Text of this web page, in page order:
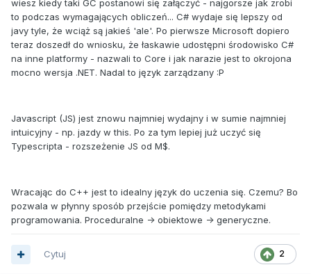
wiesz kiedy taki GC postanowi się załączyć - najgorsze jak zrobi
to podczas wymagających obliczeń... C# wydaje się lepszy od
javy tyle, że wciąż są jakieś 'ale'. Po pierwsze Microsoft dopiero
teraz doszedł do wniosku, że łaskawie udostępni środowisko C#
na inne platformy - nazwali to Core i jak narazie jest to okrojona
mocno wersja .NET. Nadal to język zarządzany :P
Javascript (JS) jest znowu najmniej wydajny i w sumie najmniej
intuicyjny - np. jazdy w this. Po za tym lepiej już uczyć się
Typescripta - rozszeżenie JS od M$.
Wracając do C++ jest to idealny język do uczenia się. Czemu? Bo
pozwala w płynny sposób przejście pomiędzy metodykami
programowania. Proceduralne -> obiektowe -> generyczne.
2
Cytuj